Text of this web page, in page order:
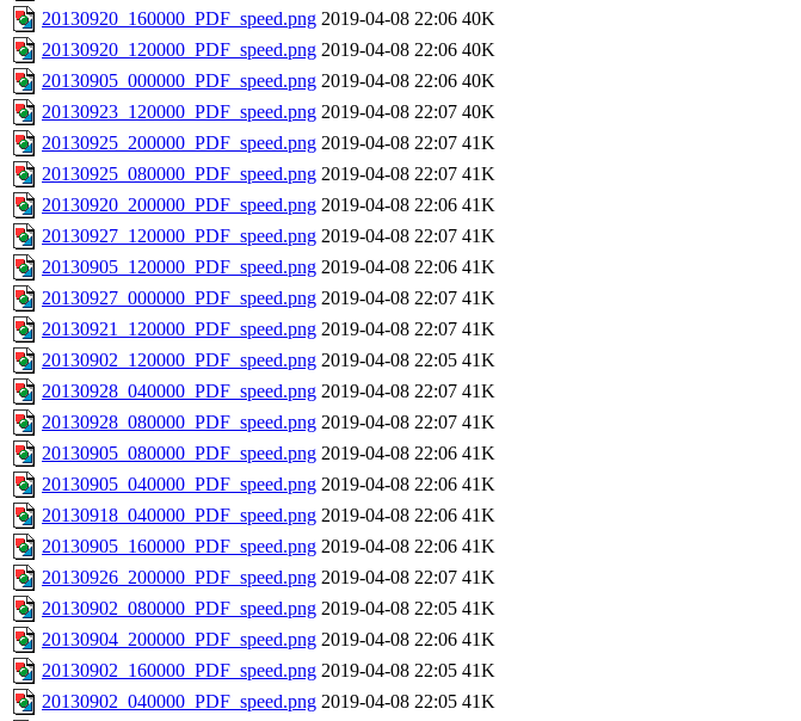
20130920_160000_PDF_speed.png 2019-04-08 22:06 40K
20130920_120000_PDF_speed.png 2019-04-08 22:06 40K
20130905_000000_PDF_speed.png 2019-04-08 22:06 40K
20130923_120000_PDF_speed.png 2019-04-08 22:07 40K
20130925_200000_PDF_speed.png 2019-04-08 22:07 41K
20130925_080000_PDF_speed.png 2019-04-08 22:07 41K
20130920_200000_PDF_speed.png 2019-04-08 22:06 41K
20130927_120000_PDF_speed.png 2019-04-08 22:07 41K
20130905_120000_PDF_speed.png 2019-04-08 22:06 41K
20130927_000000_PDF_speed.png 2019-04-08 22:07 41K
20130921_120000_PDF_speed.png 2019-04-08 22:07 41K
20130902_120000_PDF_speed.png 2019-04-08 22:05 41K
20130928_040000_PDF_speed.png 2019-04-08 22:07 41K
20130928_080000_PDF_speed.png 2019-04-08 22:07 41K
20130905_080000_PDF_speed.png 2019-04-08 22:06 41K
20130905_040000_PDF_speed.png 2019-04-08 22:06 41K
20130918_040000_PDF_speed.png 2019-04-08 22:06 41K
20130905_160000_PDF_speed.png 2019-04-08 22:06 41K
20130926_200000_PDF_speed.png 2019-04-08 22:07 41K
20130902_080000_PDF_speed.png 2019-04-08 22:05 41K
20130904_200000_PDF_speed.png 2019-04-08 22:06 41K
20130902_160000_PDF_speed.png 2019-04-08 22:05 41K
20130902_040000_PDF_speed.png 2019-04-08 22:05 41K